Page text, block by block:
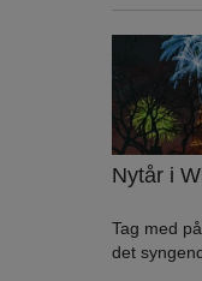
Nytår i
Tag med
det